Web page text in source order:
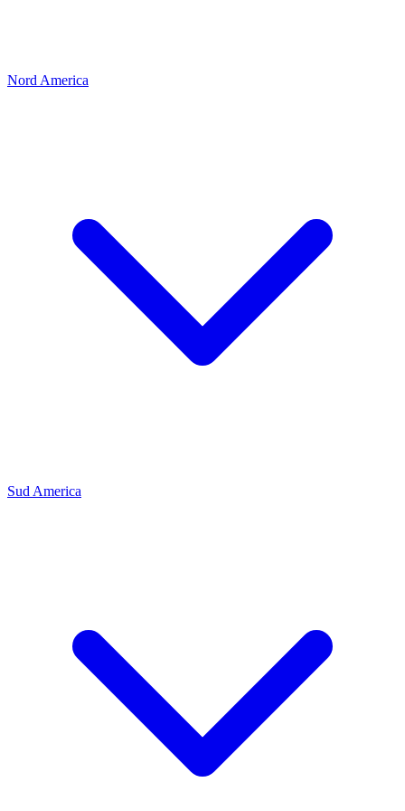
Nord America
Sud America